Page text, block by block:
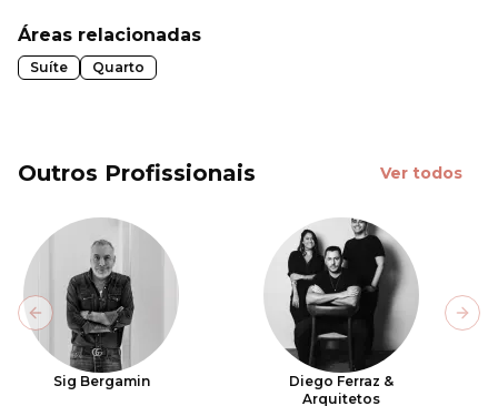
Áreas relacionadas
Suíte Quarto
Outros Profissionais Ver todos
Sig Bergamin
Diego Ferraz &
Arquitetos
Previous slide